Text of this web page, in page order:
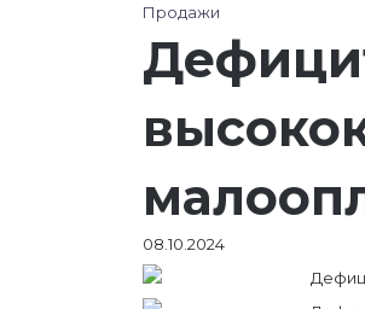
Продажи
08.10.2024